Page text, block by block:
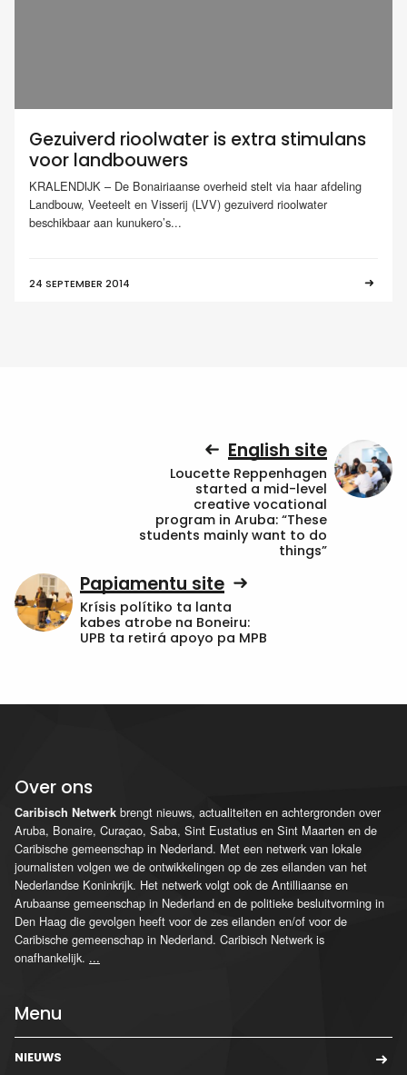
Gezuiverd rioolwater is extra stimulans
voor landbouwers
KRALENDIJK – De Bonairiaanse overheid stelt via haar afdeling
Landbouw, Veeteelt en Visserij (LVV) gezuiverd rioolwater
beschikbaar aan kunukero’s...
24 SEPTEMBER 2014
English site
Loucette Reppenhagen
started a mid-level
creative vocational
program in Aruba: “These
students mainly want to do
things”
Papiamentu site
Krísis polítiko ta lanta
kabes atrobe na Boneiru:
UPB ta retirá apoyo pa MPB
Over ons
Caribisch Netwerk brengt nieuws, actualiteiten en achtergronden over
Aruba, Bonaire, Curaçao, Saba, Sint Eustatius en Sint Maarten en de
Caribische gemeenschap in Nederland. Met een netwerk van lokale
journalisten volgen we de ontwikkelingen op de zes eilanden van het
Nederlandse Koninkrijk. Het netwerk volgt ook de Antilliaanse en
Arubaanse gemeenschap in Nederland en de politieke besluitvorming in
Den Haag die gevolgen heeft voor de zes eilanden en/of voor de
Caribische gemeenschap in Nederland. Caribisch Netwerk is
onafhankelijk. ...
Menu
NIEUWS